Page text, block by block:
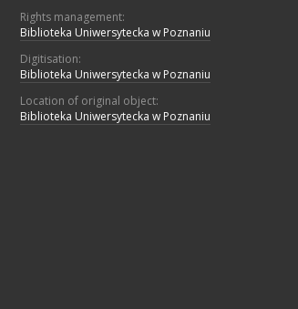
Rights management:
Biblioteka Uniwersytecka w Poznaniu
Digitisation:
Biblioteka Uniwersytecka w Poznaniu
Location of original object:
Biblioteka Uniwersytecka w Poznaniu